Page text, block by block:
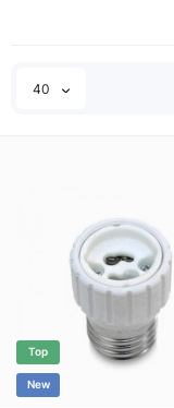
40
Top
New